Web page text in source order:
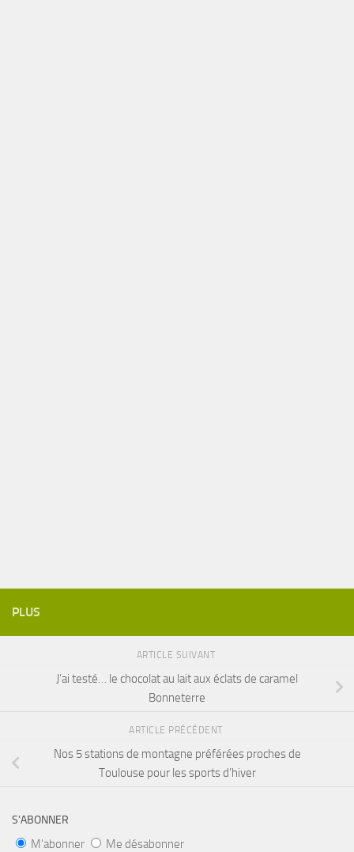
PLUS
ARTICLE SUIVANT
J’ai testé… le chocolat au lait aux éclats de caramel
Bonneterre
ARTICLE PRÉCÉDENT
Nos 5 stations de montagne préférées proches de
Toulouse pour les sports d’hiver
S’ABONNER
M'abonner
Me désabonner